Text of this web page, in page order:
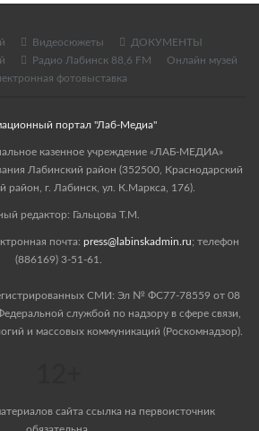
Видеосюжеты
ДОКУМЕНТЫ
Радио Лабинск 88,6 FM
Онлайн музей
фотовыставка
портал "Лаб-Медиа"
казенное учреждение «ЛАБ-МЕДИА»
Лабинский район (352500, Краснодарский
район, г. Лабинск, ул. К.Маркса, 176).
редактор: Гальцова Т.М.
почта: press@labinskadmin.ru; телефон
(886169) 3-51-61.
СМИ: Эл № ФС77-78559 от 08
службой по надзору в сфере связи,
и массовых коммуникаций (Роскомнадзор).
сайта ссылка на первоисточник